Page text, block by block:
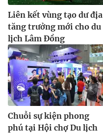
Liên kết vùng tạo dư địa
tăng trưởng mới cho du
lịch Lâm Đồng
Chuỗi sự kiện phong
phú tại Hội chợ Du lịch